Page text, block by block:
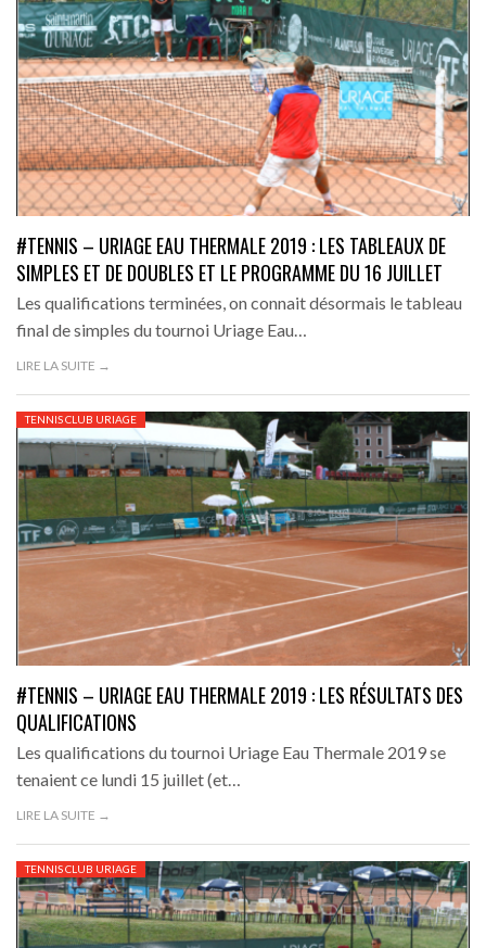
#TENNIS – URIAGE EAU THERMALE 2019 : LES TABLEAUX DE
SIMPLES ET DE DOUBLES ET LE PROGRAMME DU 16 JUILLET
Les qualifications terminées, on connait désormais le tableau
final de simples du tournoi Uriage Eau…
LIRE LA SUITE →
TENNIS CLUB URIAGE
#TENNIS – URIAGE EAU THERMALE 2019 : LES RÉSULTATS DES
QUALIFICATIONS
Les qualifications du tournoi Uriage Eau Thermale 2019 se
tenaient ce lundi 15 juillet (et…
LIRE LA SUITE →
TENNIS CLUB URIAGE